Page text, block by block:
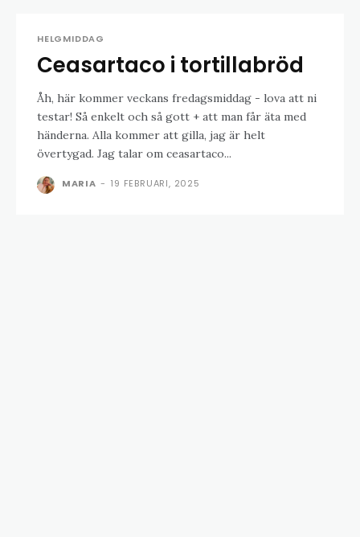
HELGMIDDAG
Ceasartaco i tortillabröd
Åh, här kommer veckans fredagsmiddag - lova att ni
testar! Så enkelt och så gott + att man får äta med
händerna. Alla kommer att gilla, jag är helt
övertygad. Jag talar om ceasartaco...
MARIA - 19 FEBRUARI, 2025